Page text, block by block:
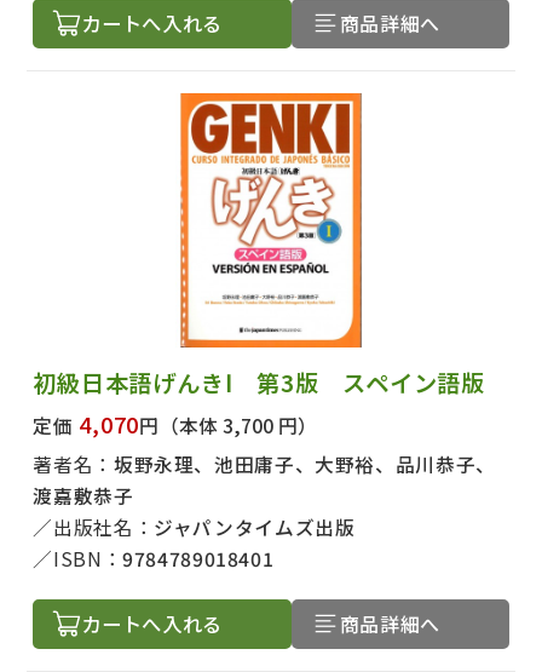
カートへ入れる 商品詳細へ
初級日本語げんきⅠ 第3版 スペイン語版
定価 4,070円 （本体 3,700 円）
著者名： 坂野永理、池田庸子、大野裕、品川恭子、
渡嘉敷恭子
出版社名： ジャパンタイムズ出版
ISBN：9784789018401
カートへ入れる 商品詳細へ